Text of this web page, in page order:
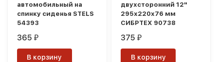
автомобильный на
спинку сиденья STELS
54393
365₽
В корзину
двухсторонний 12"
295х220х76 мм
СИБРТЕХ 90738
375₽
В корзину